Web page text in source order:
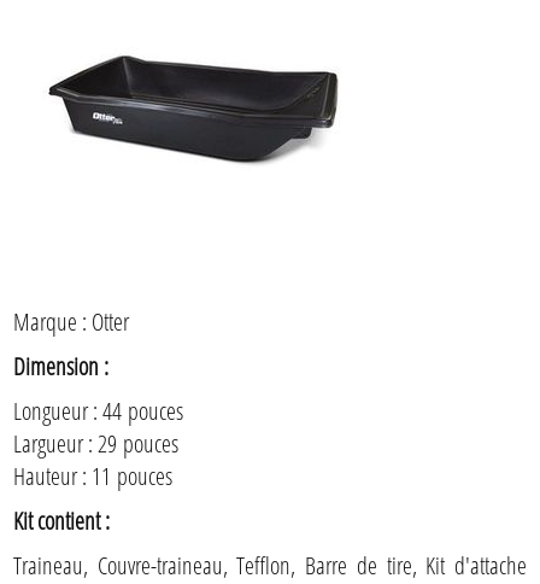
Marque : Otter
Dimension :
Longueur : 44 pouces
Largueur : 29 pouces
Hauteur : 11 pouces
Kit contient :
Traineau, Couvre-traineau, Tefflon, Barre de tire, Kit d'attache